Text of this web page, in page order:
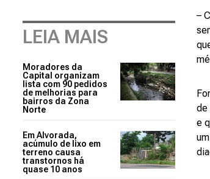
LEIA MAIS
Moradores da
Capital organizam
lista com 90 pedidos
de melhorias para
bairros da Zona
Norte
Em Alvorada,
acúmulo de lixo em
terreno causa
transtornos há
quase 10 anos
–
de
e